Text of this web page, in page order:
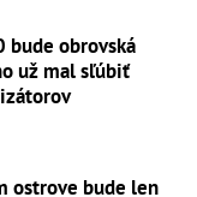
bude obrovská
už mal sľúbiť
ostrove bude len